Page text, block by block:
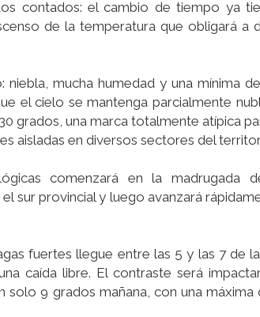
contados: el cambio de tiempo ya
de la temperatura que obligará a
mucha humedad y una mínima
el cielo se mantenga parcialmente
grados, una marca totalmente atípica
aisladas en diversos sectores del
comenzará en la madrugada
sur provincial y luego avanzará
fuertes llegue entre las 5 y las 7 de
caída libre. El contraste será
9 grados mañana, con una máxima